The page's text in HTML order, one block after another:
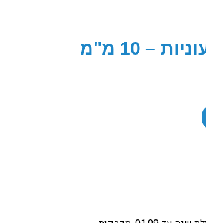
– 10 מ"מ